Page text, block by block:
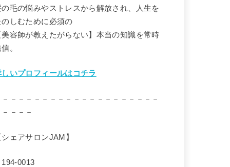
の毛の悩みやストレスから解放され、人生を
のしむために必須の
美容師が教えたがらない】本当の知識を常時
。
しいプロフィールはコチラ
－－－－－－－－－－－－－－－－－－－－
－－－
シェアサロンJAM】
194-0013